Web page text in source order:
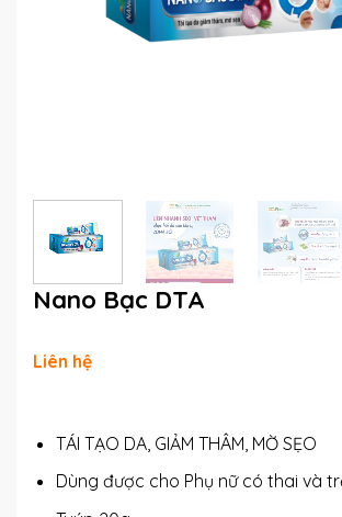
Nano Bạc DTA
Liên hệ
TÁI TẠO DA, GIẢM THÂM, MỜ SẸO
Dùng được cho Phụ nữ có thai và